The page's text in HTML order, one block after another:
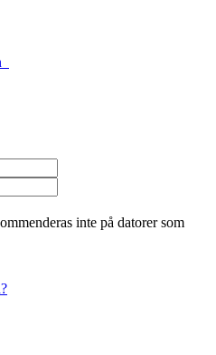
inte på datorer som